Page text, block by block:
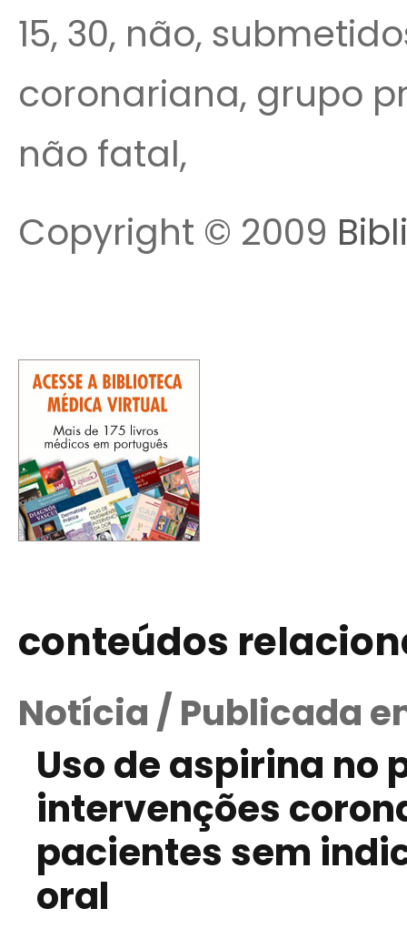
15, 30, não,
coronariana, grupo
não fatal,
Copyright © 2009
conteúdos
Notícia / Publicada
Uso de aspirina no
intervenções
pacientes sem
oral